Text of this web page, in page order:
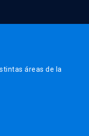
áreas de la